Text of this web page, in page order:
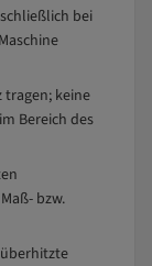
bei
keine
Bereich des
bzw.